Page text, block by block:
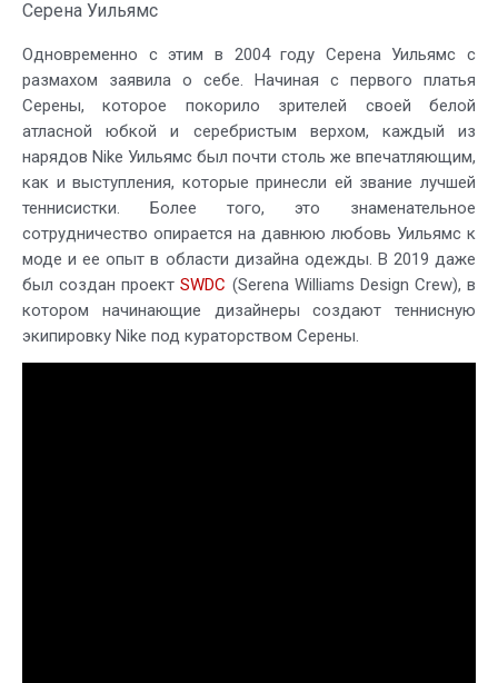
Серена Уильямс
Одновременно с этим в 2004 году Серена Уильямс с
размахом заявила о себе. Начиная с первого платья
Серены, которое покорило зрителей своей белой
атласной юбкой и серебристым верхом, каждый из
нарядов Nike Уильямс был почти столь же впечатляющим,
как и выступления, которые принесли ей звание лучшей
теннисистки. Более того, это знаменательное
сотрудничество опирается на давнюю любовь Уильямс к
моде и ее опыт в области дизайна одежды. В 2019 даже
был создан проектSWDC (Serena Williams Design Crew), в
котором начинающие дизайнеры создают теннисную
экипировку Nike под кураторством Серены.